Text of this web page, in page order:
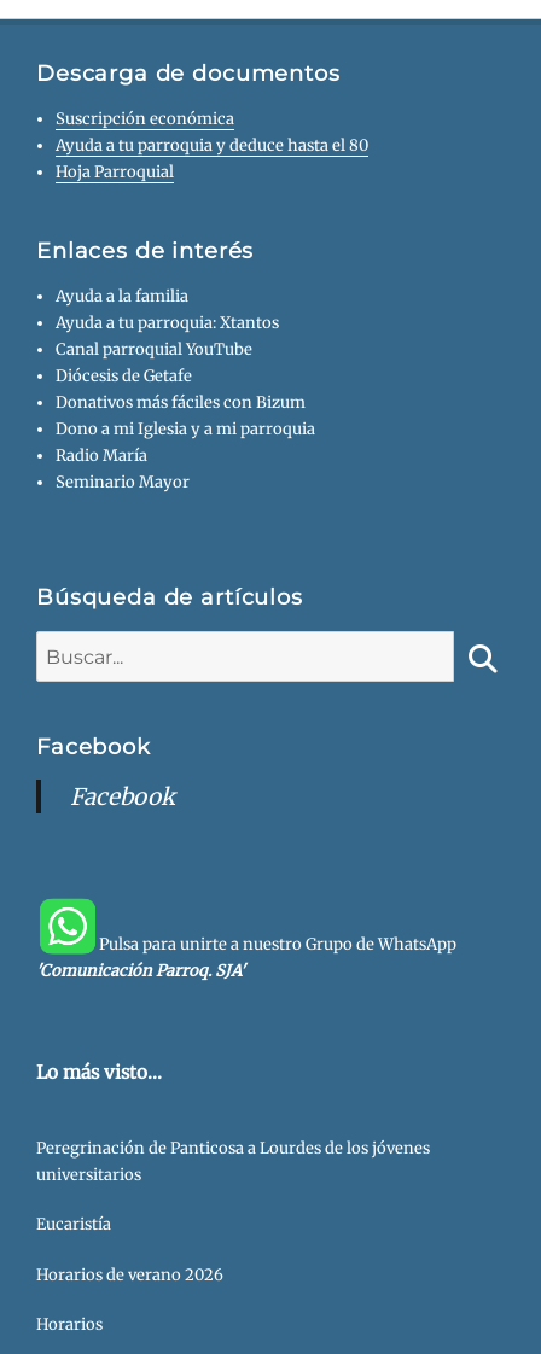
Descarga de documentos
Suscripción económica
Ayuda a tu parroquia y deduce hasta el 80
Hoja Parroquial
Enlaces de interés
Ayuda a la familia
Ayuda a tu parroquia: Xtantos
Canal parroquial YouTube
Diócesis de Getafe
Donativos más fáciles con Bizum
Dono a mi Iglesia y a mi parroquia
Radio María
Seminario Mayor
Búsqueda de artículos
Facebook
Facebook
Pulsa para unirte a nuestro Grupo de WhatsApp
'Comunicación Parroq. SJA'
Lo más visto...
Peregrinación de Panticosa a Lourdes de los jóvenes
universitarios
Eucaristía
Horarios de verano 2026
Horarios